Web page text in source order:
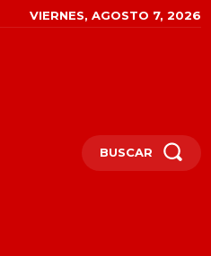
VIERNES, AGOSTO 7, 2026
BUSCAR